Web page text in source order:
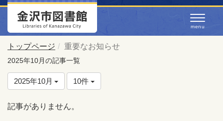
トップページ 重要なお知らせ
2025年10月の記事一覧
2025年10月 10件
記事がありません。